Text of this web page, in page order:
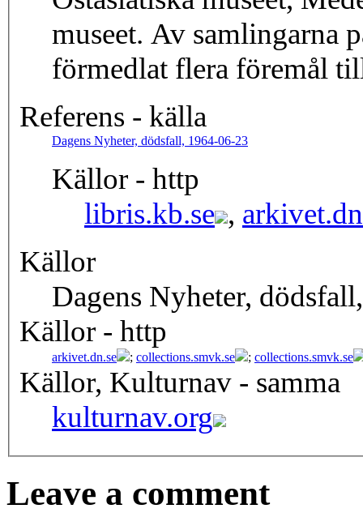
museet. Av samlingarna
förmedlat flera föremål
Referens - källa
Dagens Nyheter, dödsfall, 1964-06-23
Källor - http
libris.kb.se ,
Källor
Dagens Nyheter,
Källor - http
arkivet.dn.se ; collections.smvk.se ; collections.smvk.se
Källor, Kulturnav - samma
kulturnav.org
Leave a comment